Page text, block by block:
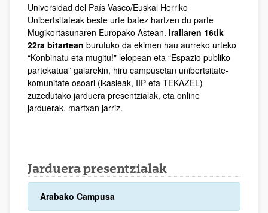
Universidad del País Vasco/Euskal Herriko
Unibertsitateak beste urte batez hartzen du parte
Mugikortasunaren Europako Astean. Irailaren 16tik
22ra bitartean burutuko da ekimen hau aurreko urteko
“Konbinatu eta mugitu!" lelopean eta “Espazio publiko
partekatua” gaiarekin, hiru campusetan unibertsitate-
komunitate osoari (ikasleak, IIP eta TEKAZEL)
zuzedutako jarduera presentzialak, eta online
jarduerak, martxan jarriz.
Jarduera presentzialak
Arabako Campusa